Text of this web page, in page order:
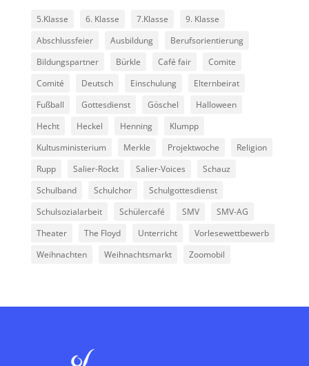
5.Klasse 6. Klasse 7.Klasse
9. Klasse
Abschlussfeier
Ausbildung
Berufsorientierung
Bildungspartner
Bürkle Café fair
Comite
Comité
Deutsch Einschulung
Elternbeirat
Fußball
Gottesdienst Göschel
Halloween
Hecht
Heckel Henning
Klumpp
Kultusministerium
Merkle Projektwoche
Religion
Rupp
Salier-Rockt Salier-Voices
Schauz
Schulband
Schulchor
Schulgottesdienst
Schulsozialarbeit
Schülercafé SMV
SMV-AG
Theater
The Floyd Unterricht
Vorlesewettbewerb
Weihnachten
Weihnachtsmarkt Zoomobil